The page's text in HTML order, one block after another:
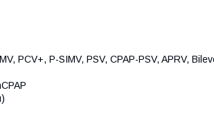
PCV+, P-SIMV, PSV, CPAP-PSV, APRV,